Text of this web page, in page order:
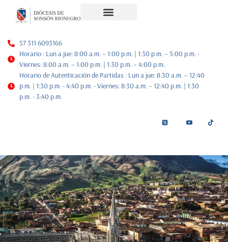
57 311 6093166
Horario : Lun a jue: 8:00 a.m. – 1:00 p.m. | 1:30 p.m. – 5:00 p.m. -
Viernes: 8:00 a.m. – 1:00 p.m. | 1:30 p.m. – 4:00 p.m.
Horario de Autenticación de Partidas : Lun a jue: 8:30 a.m. – 12:40
p.m. | 1:30 p.m. - 4:40 p.m. - Viernes: 8:30 a.m. – 12:40 p.m. | 1:30
p.m. - 3:40 p.m.